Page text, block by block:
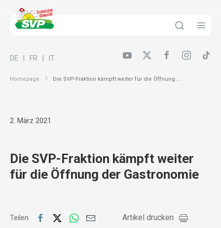
Homepage Die SVP-Fraktion kämpft weiter für die Öffnung ...
DE FR IT
2. März 2021
Die SVP-Fraktion kämpft weiter
für die Öffnung der Gastronomie
Teilen Artikel drucken